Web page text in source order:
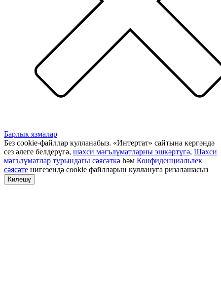
Барлык язмалар
Без cookie-файллар кулланабыз. «Интертат» сайтына кергәндә
сез әлеге белдерүгә, шәхси мәгълүматларны эшкәртүгә, Шәхси
мәгълүматлар турындагы сәясәткә һәм Конфиденциальлек
сәясәте нигезендә cookie файлларын куллануга ризалашасыз
Килешү